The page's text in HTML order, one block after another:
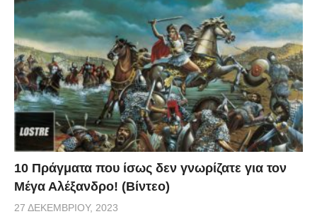
10 Πράγματα που ίσως δεν γνωρίζατε για τον
Μέγα Αλέξανδρο! (Βίντεο)
27 ΔΕΚΕΜΒΡΊΟΥ, 2023